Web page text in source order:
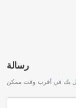
رسالة
بك في أقرب وقت ممكن